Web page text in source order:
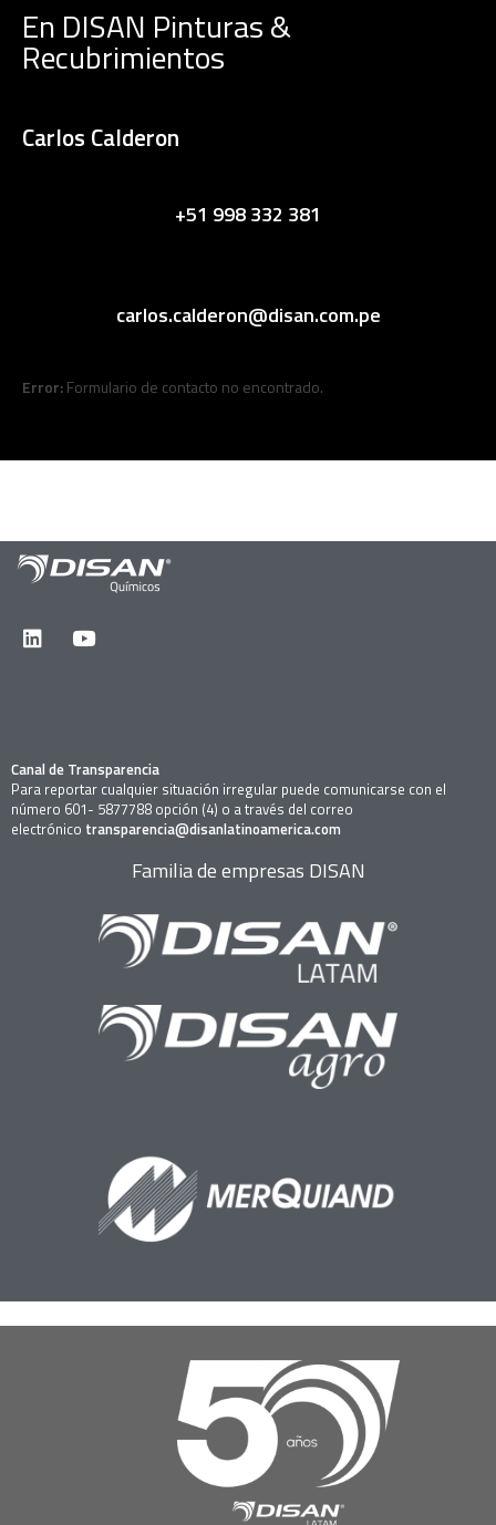
En DISAN Pinturas &
Recubrimientos
Carlos Calderon
+51 998 332 381
carlos.calderon@disan.com.pe
Error:Formulario de contacto no encontrado.
Canal de Transparencia
Para reportar cualquier situación irregular puede comunicarse con el
número 601- 5877788 opción (4) o a través del correo
electrónico transparencia@disanlatinoamerica.com
Familia de empresas DISAN